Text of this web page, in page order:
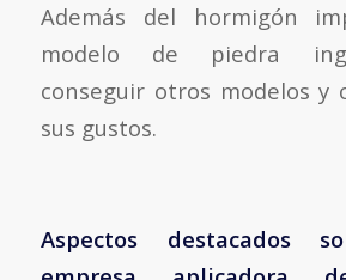
Además del hormigón
modelo de piedra
conseguir otros modelos y
sus gustos.
Aspectos destacados